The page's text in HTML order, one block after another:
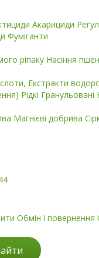
Акарициди
Фуміганти
ріпаку Насіння
Екстракти
Рідкі Гранульовані
Магнієві добрива
Обмін і повернення